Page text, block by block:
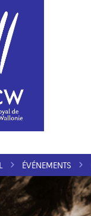
ÉVÉNEMENTS